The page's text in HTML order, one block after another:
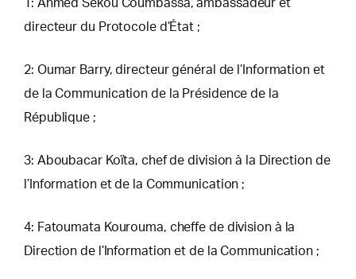
1: Ahmed Sékou Coumbassa, ambassadeur et
directeur du Protocole d’État ;
2: Oumar Barry, directeur général de l’Information et
de la Communication de la Présidence de la
République ;
3: Aboubacar Koïta, chef de division à la Direction de
l’Information et de la Communication ;
4: Fatoumata Kourouma, cheffe de division à la
Direction de l’Information et de la Communication ;